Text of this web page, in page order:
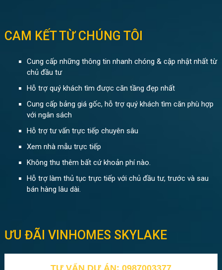
CAM KẾT TỪ CHÚNG TÔI
Cung cấp những thông tin nhanh chóng & cập nhật nhất từ
chủ đầu tư
Hỗ trợ quý khách tìm được căn tầng đẹp nhất
Cung cấp bảng giá gốc, hỗ trợ quý khách tìm căn phù hợp
với ngân sách
Hỗ trợ tư vấn trực tiếp chuyên sâu
Xem nhà mẫu trực tiếp
Không thu thêm bất cứ khoản phí nào.
Hỗ trợ làm thủ tục trực tiếp với chủ đầu tư, trước và sau
bán hàng lâu dài.
ƯU ĐÃI VINHOMES SKYLAKE